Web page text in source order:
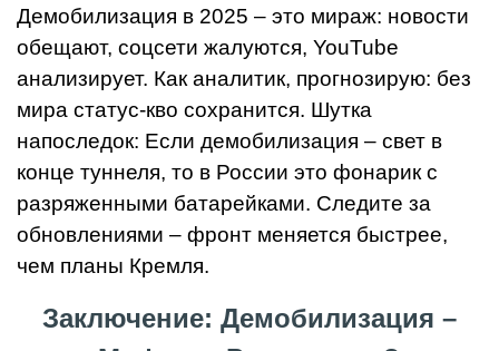
Демобилизация в 2025 – это мираж: новости
обещают, соцсети жалуются, YouTube
анализирует. Как аналитик, прогнозирую: без
мира статус-кво сохранится. Шутка
напоследок: Если демобилизация – свет в
конце туннеля, то в России это фонарик с
разряженными батарейками. Следите за
обновлениями – фронт меняется быстрее,
чем планы Кремля.
Заключение: Демобилизация –